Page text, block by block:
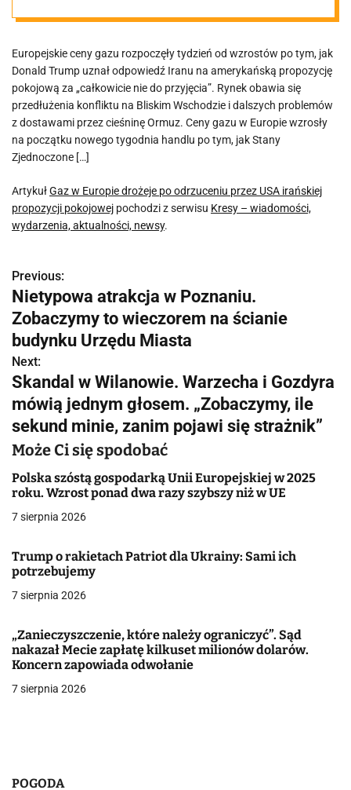
irańskiej
propozycji
pokojowej
Europejskie ceny gazu rozpoczęły tydzień od wzrostów po tym, jak
Donald Trump uznał odpowiedź Iranu na amerykańską propozycję
pokojową za „całkowicie nie do przyjęcia”. Rynek obawia się
przedłużenia konfliktu na Bliskim Wschodzie i dalszych problemów
z dostawami przez cieśninę Ormuz. Ceny gazu w Europie wzrosły
na początku nowego tygodnia handlu po tym, jak Stany
Zjednoczone […]
ArtykułGaz w Europie drożeje po odrzuceniu przez USA irańskiej
propozycji pokojowej pochodzi z serwisu Kresy – wiadomości,
wydarzenia, aktualności, newsy.
N
a
w
i
g
a
c
j
a
w
p
s
u
Previous:
Nietypowa atrakcja w Poznaniu.
Zobaczymy to wieczorem na ścianie
budynku Urzędu Miasta
Next:
Skandal w Wilanowie. Warzecha i Gozdyra
mówią jednym głosem. „Zobaczymy, ile
sekund minie, zanim pojawi się strażnik”
Może Ci się spodobać
Polska szóstą gospodarką Unii Europejskiej w 2025
roku. Wzrost ponad dwa razy szybszy niż w UE
7 sierpnia 2026
Trump o rakietach Patriot dla Ukrainy: Sami ich
potrzebujemy
7 sierpnia 2026
„Zanieczyszczenie, które należy ograniczyć”. Sąd
nakazał Mecie zapłatę kilkuset milionów dolarów.
Koncern zapowiada odwołanie
7 sierpnia 2026
POGODA